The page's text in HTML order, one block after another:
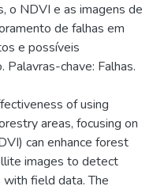
o NDVI e as imagens de
de falhas em
e possíveis
chave: Falhas.
of using
areas, focusing on
can enhance forest
images to detect
field data. The